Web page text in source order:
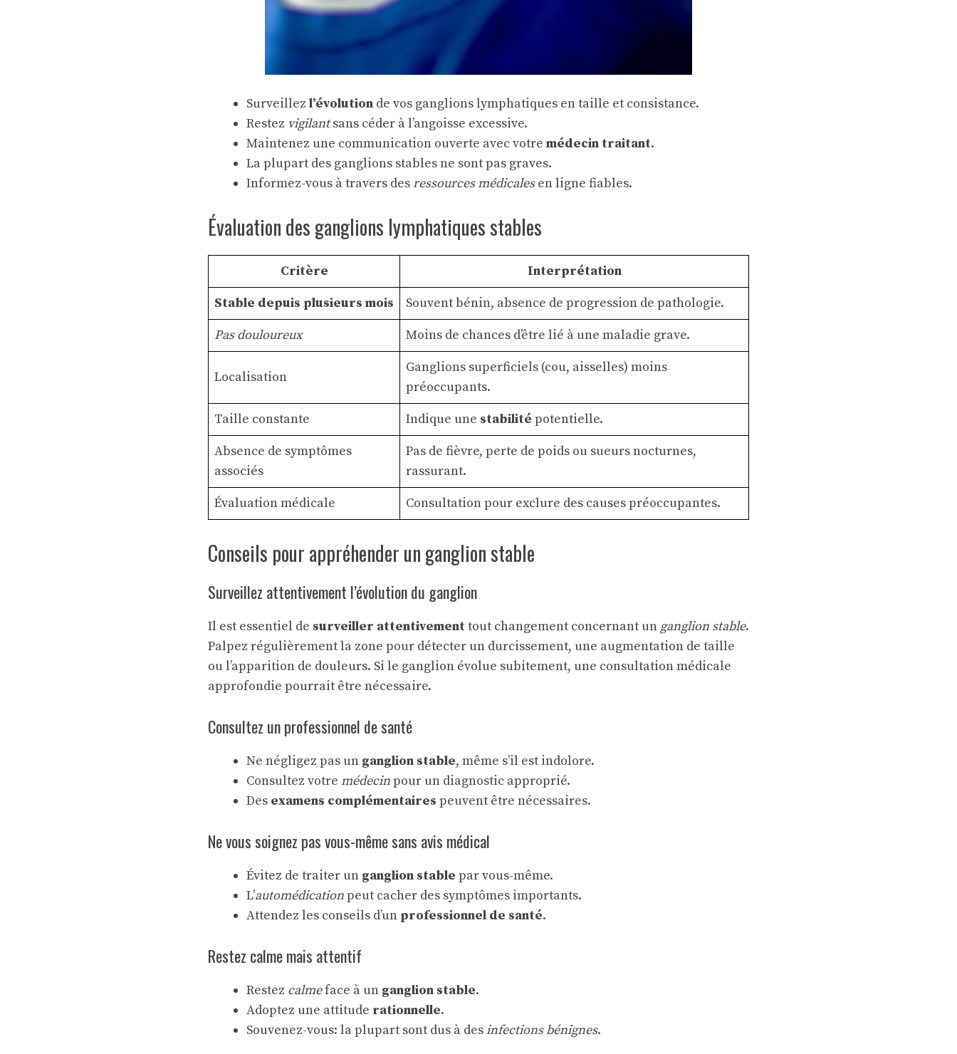
Surveillez l’évolution de vos ganglions lymphatiques en taille et consistance.
Restez vigilantsans céder à l’angoisse excessive.
Maintenez une communication ouverte avec votre médecin traitant.
La plupart des ganglions stables ne sont pas graves.
Informez-vous à travers des ressources médicalesen ligne fiables.
Évaluation des ganglions lymphatiques stables
Critère
Interprétation
Stable depuis plusieurs mois
Souvent bénin, absence de progression de pathologie.
Pas douloureux
Moins de chances d’être lié à une maladie grave.
Localisation
Ganglions superficiels (cou, aisselles) moins
préoccupants.
Taille constante
Indique une stabilité potentielle.
Absence de symptômes
associés
Pas de fièvre, perte de poids ou sueurs nocturnes,
rassurant.
Évaluation médicale
Consultation pour exclure des causes préoccupantes.
Conseils pour appréhender un ganglion stable
Surveillez attentivement l’évolution du ganglion
Il est essentiel de surveiller attentivement tout changement concernant un ganglion stable.
Palpez régulièrement la zone pour détecter un durcissement, une augmentation de taille
ou l’apparition de douleurs. Si le ganglion évolue subitement, une consultation médicale
approfondie pourrait être nécessaire.
Consultez un professionnel de santé
Ne négligez pas un ganglion stable, même s’il est indolore.
Consultez votre médecinpour un diagnostic approprié.
Des examens complémentaires peuvent être nécessaires.
Ne vous soignez pas vous-même sans avis médical
Évitez de traiter un ganglion stable par vous-même.
L’automédicationpeut cacher des symptômes importants.
Attendez les conseils d’un professionnel de santé.
Restez calme mais attentif
Restez calmeface à un ganglion stable.
Adoptez une attitude rationnelle.
Souvenez-vous: la plupart sont dus à desinfections bénignes.